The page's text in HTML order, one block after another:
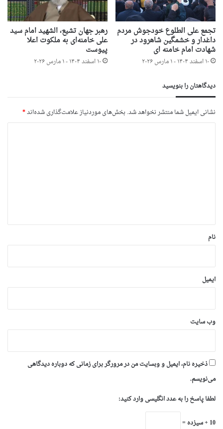
تجمع علی الطلوع خودجوش مردم
داغدار و خشمگین شاهرود در
شهادت امام خامنه ای
۱۰ اسفند ۱۴۰۴ - ۱ مارس ۲۰۲۶
رهبر جهان تشیع، الشهید امام سید
علی خامنه‌ای به ملکوت اعلا
پیوست
۱۰ اسفند ۱۴۰۴ - ۱ مارس ۲۰۲۶
دیدگاهتان را بنویسید
نشانی ایمیل شما منتشر نخواهد شد.بخش‌های موردنیاز علامت‌گذاری شده‌اند*
نام
ایمیل
وب‌ سایت
ذخیره نام، ایمیل و وبسایت من در مرورگر برای زمانی که دوباره دیدگاهی
می‌نویسم.
لطفا پاسخ را به عدد انگلیسی وارد کنید:
10 + سیزده =